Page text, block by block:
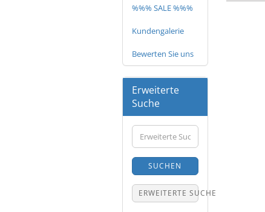
%%% SALE %%%
Kundengalerie
Bewerten Sie uns
Erweiterte
Suche
Erweiterte
Suche
SUCHEN
ERWEITERTE SUCHE